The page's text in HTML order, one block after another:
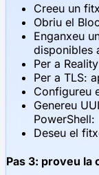
Creeu un
Obriu el
Enganxeu
disponibles
Per a
Per a TLS:
Configureu
Genereu
Deseu el
Pas 3: proveu la